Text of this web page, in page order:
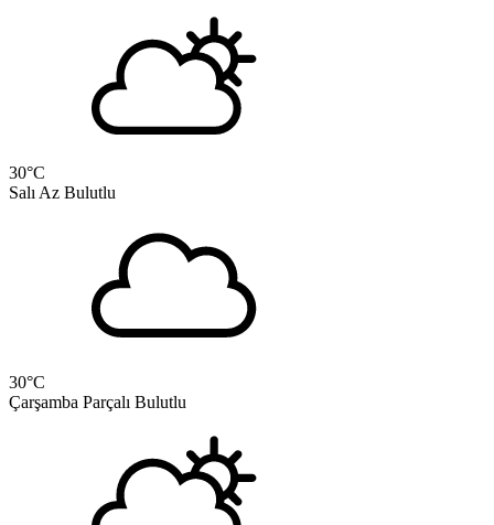
30°C
Salı Az Bulutlu
30°C
Çarşamba Parçalı Bulutlu